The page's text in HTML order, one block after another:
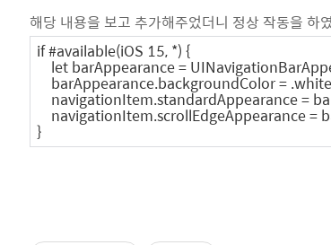
해당 내용을 보고 추가해주었더니 정상 작동을 하
if #available(iOS 15, *) {
let barAppearance =
barAppearance.backgroundColor = .white
navigationItem.standardAppearance =
navigationItem.scrollEdgeAppearance =
}